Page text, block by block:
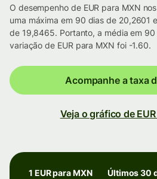
O desempenho de EUR para MXN
uma máxima em 90 dias de 20,2601
de 19,8465. Portanto, a média em
variação de EUR para MXN foi -1.60.
Acompanhe a taxa
Veja o gráfico de
1 EUR para MXN Últimos 30